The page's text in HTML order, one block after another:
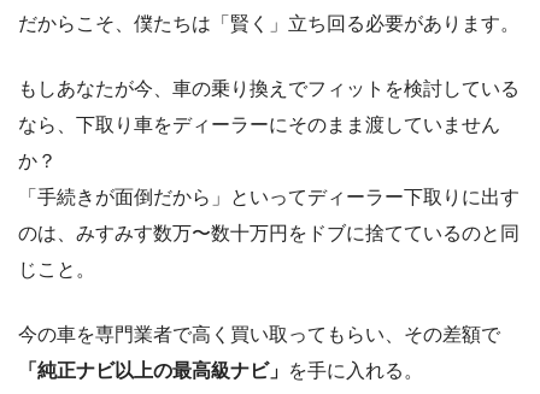
だからこそ、僕たちは「賢く」立ち回る必要があります。
もしあなたが今、車の乗り換えでフィットを検討している
なら、下取り車をディーラーにそのまま渡していません
か？
「手続きが面倒だから」といってディーラー下取りに出す
のは、みすみす数万〜数十万円をドブに捨てているのと同
じこと。
今の車を専門業者で高く買い取ってもらい、その差額で
「純正ナビ以上の最高級ナビ」 を手に入れる。